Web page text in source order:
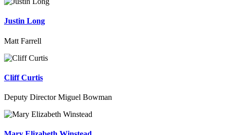
Justin Long
Matt Farrell
Cliff Curtis
Deputy Director Miguel Bowman